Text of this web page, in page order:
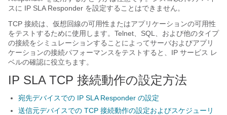
スに IP SLA Responder を設定することはできません。
TCP 接続は、仮想回線の可用性またはアプリケーションの可用性
をテストするために使用します。Telnet、SQL、および他のタイプ
の接続をシミュレーションすることによってサーバおよびアプリ
ケーションの接続パフォーマンスをテストすると、IP サービス レ
ベルの確認に役立ちます。
IP SLA TCP 接続動作の設定方法
宛先デバイスでの IP SLA Responder の設定
送信元デバイスでの TCP 接続動作の設定およびスケジューリ